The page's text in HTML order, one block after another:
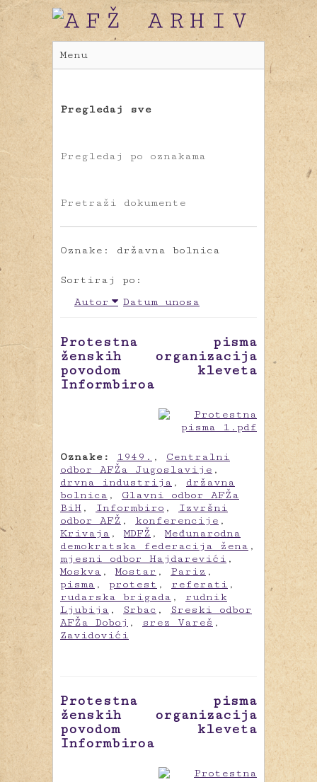
Menu
Pregledaj sve
Pregledaj po oznakama
Pretraži dokumente
Oznake: državna bolnica
Sortiraj po:
Autor
Datum unosa
Protestna pisma
ženskih organizacija
povodom kleveta
Informbiroa
Oznake: 1949. , Centralni
odbor AFŽa Jugoslavije ,
drvna industrija , državna
bolnica , Glavni odbor AFŽa
BiH , Informbiro ,
Izvršni
odbor AFŽ , konferencije ,
Krivaja ,MDFŽ ,Međunarodna
demokratska federacija žena ,
mjesni odbor Hajdarevići ,
Moskva ,Mostar , Pariz ,
pisma , protest , referati ,
rudarska brigada , rudnik
Ljubija , Srbac ,
Sreski odbor
AFŽa Doboj , srez Vareš ,
Zavidovići
Protestna pisma
ženskih organizacija
povodom kleveta
Informbiroa